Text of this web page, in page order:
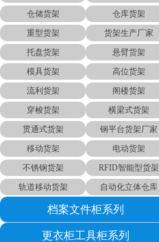
仓储货架
仓库货架
重型货架
货架生产厂家
托盘货架
悬臂货架
模具货架
高位货架
流利货架
阁楼货架
穿梭货架
横梁式货架
贯通式货架
钢平台货架厂家
移动货架
电动货架
不锈钢货架
RFID智能型货架
轨道移动货架
自动化立体仓库
档案文件柜系列
更衣柜工具柜系列